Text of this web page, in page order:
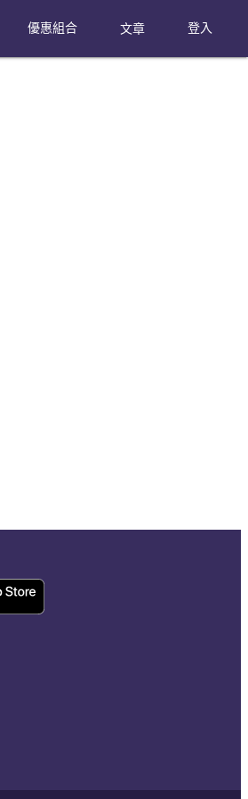
優惠組合 文章 登入